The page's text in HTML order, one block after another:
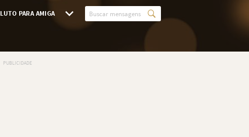
LUTO PARA AMIGA